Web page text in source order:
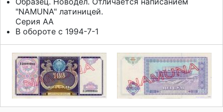
"NAMUNA" латиницей.
Серия АА
В обороте с 1994-7-1